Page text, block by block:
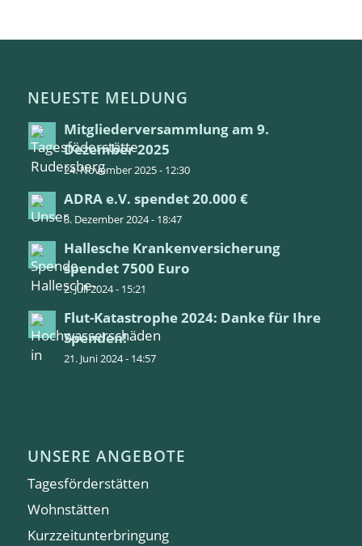
NEUESTE MELDUNG
Mitgliederversammlung am 9.
Dezember 2025
24. November 2025 - 12:30
ADRA e.V. spendet 20.000 €
3. Dezember 2024 - 18:47
Hallesche Krankenversicherung
spendet 7500 Euro
2. Juli 2024 - 15:21
Flut-Katastrophe 2024: Danke für Ihre
Spenden!
21. Juni 2024 - 14:57
UNSERE ANGEBOTE
Tagesförderstätten
Wohnstätten
Kurzzeitunterbringung